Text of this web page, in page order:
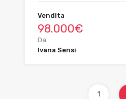
Vendita
98.000€
Da
Ivana Sensi
1